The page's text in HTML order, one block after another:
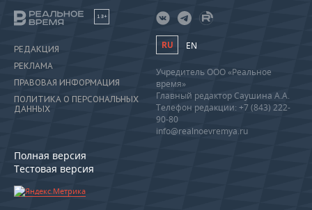
18+
РЕДАКЦИЯ
РЕКЛАМА
ПРАВОВАЯ ИНФОРМАЦИЯ
ПОЛИТИКА О ПЕРСОНАЛЬНЫХ
ДАННЫХ
Полная версия
Тестовая версия
RU EN
Учредитель ООО «Реальное
время»
Главный редактор Саушина А.А.
Телефон редакции: +7 (843) 222-
90-80
info@realnoevremya.ru